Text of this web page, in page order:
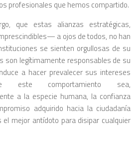
profesionales que hemos compartido.
que estas alianzas estratégicas,
a ojos de todos, no han
se sienten orgullosas de su
son legítimamente responsables de su
a hacer prevalecer sus intereses
este comportamiento sea,
a la especie humana, la confianza
adquirido hacia la ciudadanía
mejor antídoto para disipar cualquier